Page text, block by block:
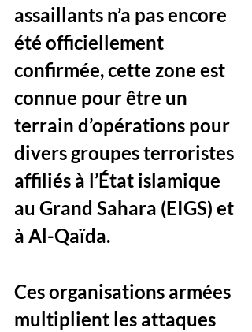
assaillants n’a pas encore
été officiellement
confirmée, cette zone est
connue pour être un
terrain d’opérations pour
divers groupes terroristes
affiliés à l’État islamique
au Grand Sahara (EIGS) et
à Al-Qaïda.
Ces organisations armées
multiplient les attaques